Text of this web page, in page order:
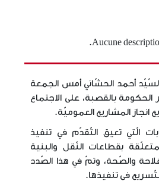
أحمد الحشّاني أمس الجمعة
2023 بقصر الحكومة بالقصبة، على الاجتماع
انجاز المشاريع العموميّة.
الّتي تعيق التّقدّم في تنفيذ
بقطاعات النّقل والبنية
والصّحة، وتمّ في هذا الصّدد
في تنفيذها.